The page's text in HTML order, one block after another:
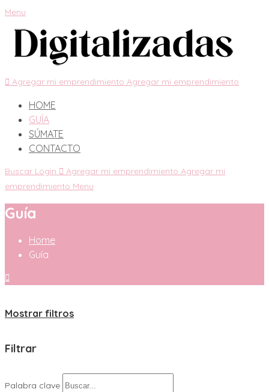
Menu
Agregar mi emprendimiento Agregar mi emprendimiento
HOME
GUÍA
SÚMATE
CONTACTO
Buscar Login Agregar mi emprendimiento Agregar mi
emprendimiento Menu
Guía
Home
Guía
Mostrar filtros
Filtrar
Palabra clave